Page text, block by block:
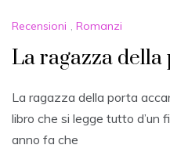
Recensioni , Romanzi
La ragazza della
La ragazza della porta
libro che si legge tutto d’un
anno fa che